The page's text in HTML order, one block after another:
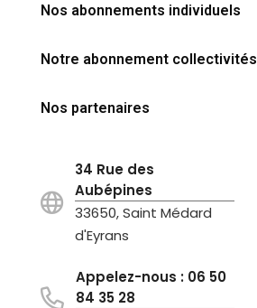
Nos abonnements individuels
Notre abonnement collectivités
Nos partenaires
34 Rue des
Aubépines
33650, Saint Médard
d'Eyrans
Appelez-nous : 06 50
84 35 28